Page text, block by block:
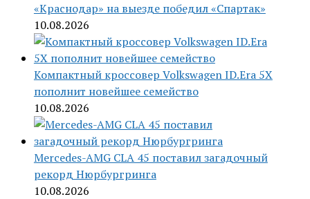
«Краснодар» на выезде победил «Спартак»
10.08.2026
Компактный кроссовер Volkswagen ID.Era 5X
пополнит новейшее семейство
10.08.2026
Mercedes-AMG CLA 45 поставил загадочный
рекорд Нюрбургринга
10.08.2026